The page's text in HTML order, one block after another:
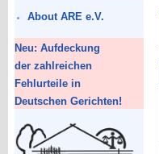
About ARE e.V.
Neu: Aufdeckung
der zahlreichen
Fehlurteile in
Deutschen Gerichten!